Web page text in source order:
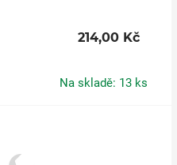
214,00 Kč
Na skladě: 13 ks